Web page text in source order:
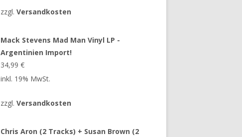
zzgl.Versandkosten
Mack Stevens Mad Man Vinyl LP -
Argentinien Import!
34,99€
inkl. 19% MwSt.
zzgl.Versandkosten
Chris Aron (2 Tracks) + Susan Brown (2